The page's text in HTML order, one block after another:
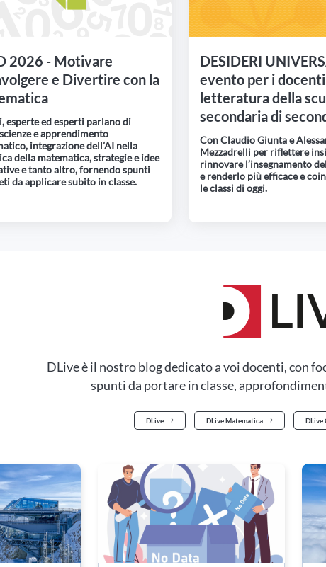
2026 - Motivare
e Divertire con la
esperte ed esperti parlano di
e apprendimento
integrazione dell’AI nella
della matematica, strategie e idee
e tanto altro, fornendo spunti
da applicare subito in classe.
DESIDERI
evento per i
letteratura della
secondaria di
Con Claudio Giunta e
Mezzadrelli per riflettere
rinnovare l’insegnamento
e renderlo più efficace e
le classi di oggi.
DLive è il nostro blog dedicato a voi docenti, con
spunti da portare in classe,
DLive DLive Matematica DLive